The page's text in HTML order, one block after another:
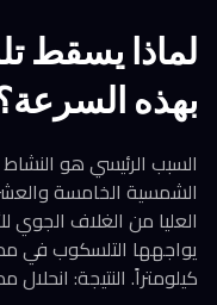
لماذا يسقط
بهذه
السبب الرئيسي هو
الشمسية الخامسة
العليا من الغلاف الجوي
كيلومتراً. النتيجة: